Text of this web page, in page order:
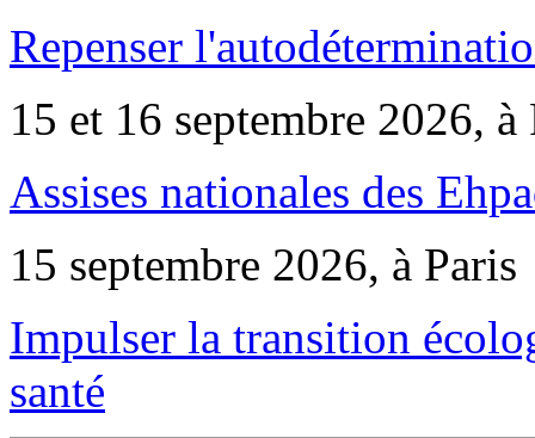
Repenser
15 et 16 septembre 2026, à
Assises nationales des
15 septembre 2026, à Paris
Impulser la transition
santé